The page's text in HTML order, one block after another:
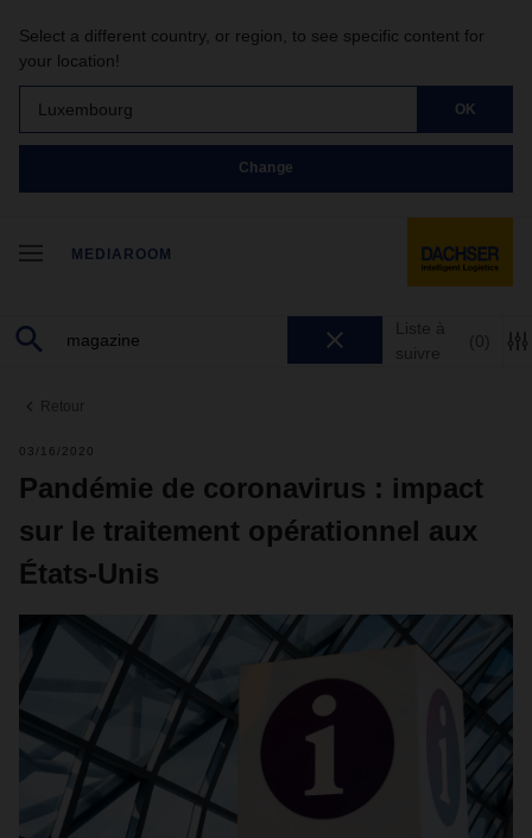
Select a different country, or region, to see specific content for
your location!
Luxembourg OK
Change
MEDIAROOM
Liste à
suivre
(0)
Retour
03/16/2020
Pandémie de coronavirus : impact
sur le traitement opérationnel aux
États-Unis